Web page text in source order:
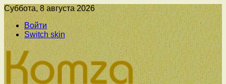
Суббота, 8 августа 2026
Войти
Switch skin